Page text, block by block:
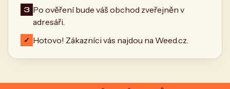
3 Po ověření bude váš obchod zveřejněn v
adresáři.
✓ Hotovo! Zákazníci vás najdou na Weed.cz.